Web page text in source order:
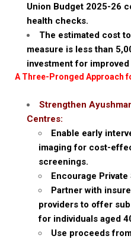
Union Budget 2025-26
health checks.
The estimated cost
measure is less than
investment for
A Three-Pronged Approach
Strengthen
Centres:
Enable early
imaging for cost-
screenings.
Encourage
Partner with
providers to offer
for individuals aged
Use proceeds